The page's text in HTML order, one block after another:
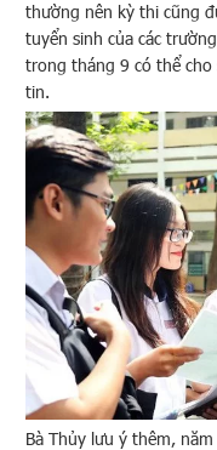
thường nên kỳ thi cũng
tuyển sinh của các
trong tháng 9 có thể cho
tin.
Bà Thủy lưu ý thêm,